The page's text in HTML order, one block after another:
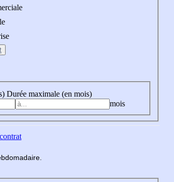
Durée maximale (en mois)
mois
madaire